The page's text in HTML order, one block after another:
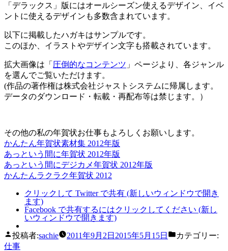
「デラックス」版にはオールシーズン使えるデザイン、イベ
ントに使えるデザインも多数含まれています。
以下に掲載したハガキはサンプルです。
このほか、イラストやデザイン文字も搭載されています。
拡大画像は「 圧倒的なコンテンツ 」ページより、各ジャンル
を選んでご覧いただけます。
(作品の著作権は株式会社ジャストシステムに帰属します。
データのダウンロード・転載・再配布等は禁じます。）
その他の私の年賀状お仕事もよろしくお願いします。
かんたん年賀状素材集 2012年版
あっという間に年賀状 2012年版
あっという間にデジカメ年賀状 2012年版
かんたんラクラク年賀状 2012
クリックして Twitter で共有 (新しいウィンドウで開き
ます)
Facebook で共有するにはクリックしてください (新し
いウィンドウで開きます)
投稿者:sachie 2011年9月2日 2015年5月15日
カテゴリー:
仕事